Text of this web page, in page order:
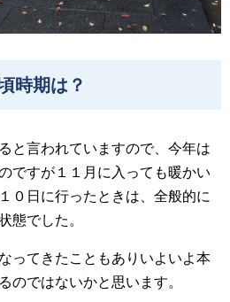
時期は？
と言われていますので、今年は
ですが１１月に入っても暖かい
０日に行ったときは、全般的に
態でした。
ってきたこともありいよいよ本
のではないかと思います。